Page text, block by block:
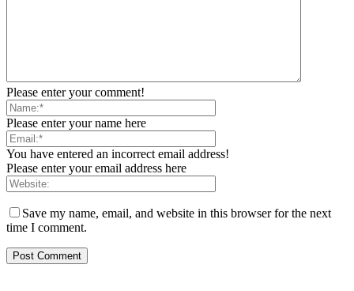
Please enter your comment!
Please enter your name here
You have entered an incorrect email address!
Please enter your email address here
Save my name, email, and website in this browser for the next
time I comment.